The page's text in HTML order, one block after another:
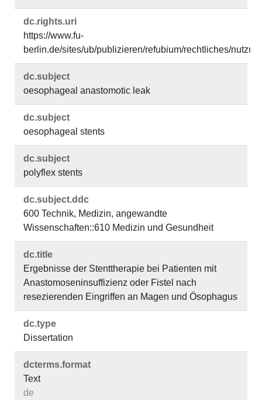
dc.​rights.​uri
https://www.fu-
berlin.de/sites/ub/publizieren/refubium/rechtliches/
dc.​subject
oesophageal anastomotic leak
dc.​subject
oesophageal stents
dc.​subject
polyflex stents
dc.​subject.​ddc
600 Technik, Medizin, angewandte
Wissenschaften::610 Medizin und Gesundheit
dc.​title
Ergebnisse der Stenttherapie bei Patienten mit
Anastomoseninsuffizienz oder Fistel nach
resezierenden Eingriffen an Magen und Ösophagus
dc.​type
Dissertation
dcterms.​format
Text
de